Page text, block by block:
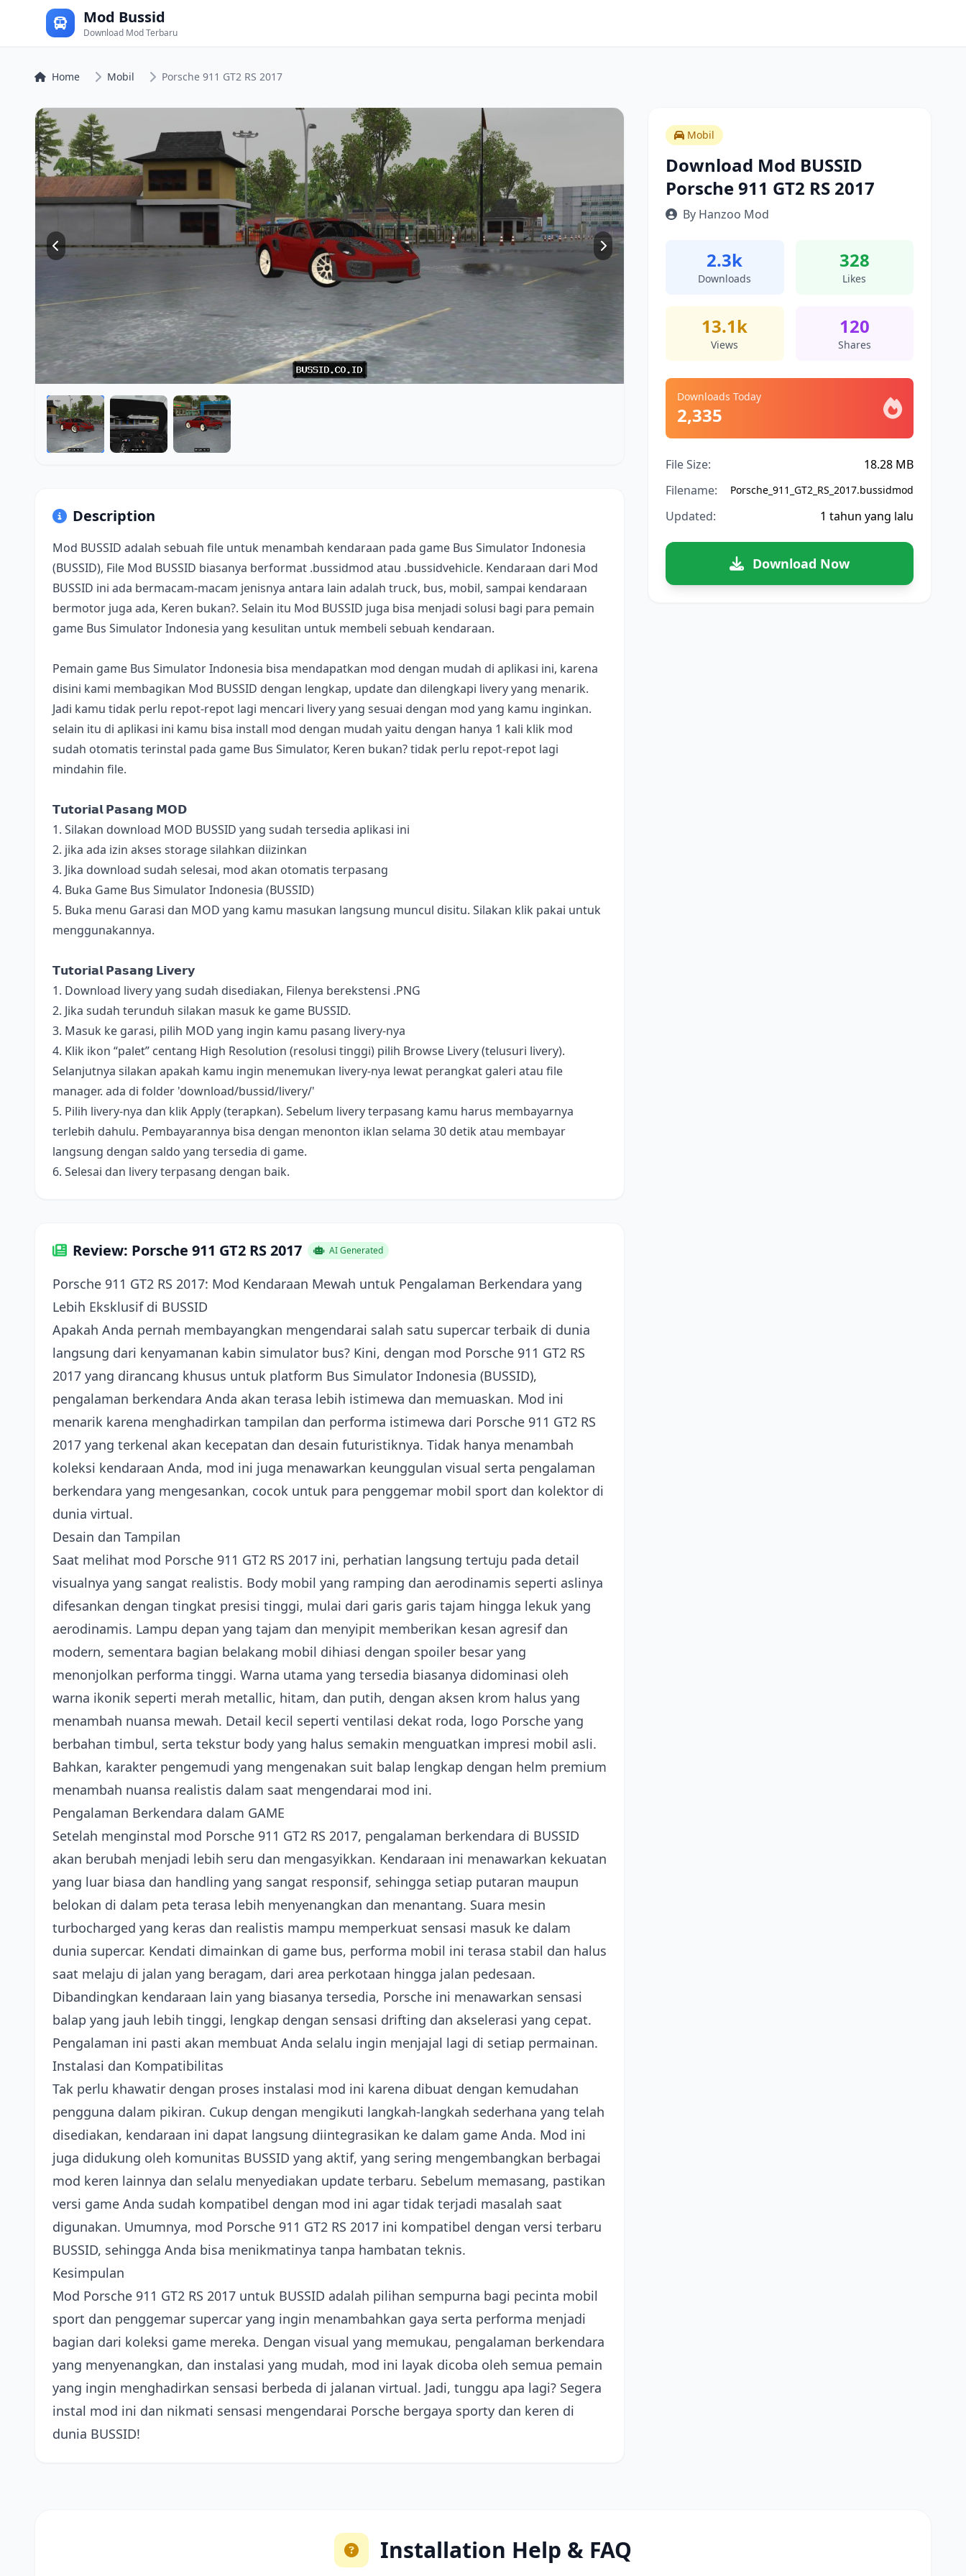
Mod Bussid
Download Mod Terbaru
Home Mobil Porsche 911 GT2 RS 2017
Description
Mod BUSSID adalah sebuah file untuk menambah kendaraan pada game Bus Simulator Indonesia
(BUSSID), File Mod BUSSID biasanya berformat .bussidmod atau .bussidvehicle. Kendaraan dari Mod
BUSSID ini ada bermacam-macam jenisnya antara lain adalah truck, bus, mobil, sampai kendaraan
bermotor juga ada, Keren bukan?. Selain itu Mod BUSSID juga bisa menjadi solusi bagi para pemain
game Bus Simulator Indonesia yang kesulitan untuk membeli sebuah kendaraan.
Pemain game Bus Simulator Indonesia bisa mendapatkan mod dengan mudah di aplikasi ini, karena
disini kami membagikan Mod BUSSID dengan lengkap, update dan dilengkapi livery yang menarik.
Jadi kamu tidak perlu repot-repot lagi mencari livery yang sesuai dengan mod yang kamu inginkan.
selain itu di aplikasi ini kamu bisa install mod dengan mudah yaitu dengan hanya 1 kali klik mod
sudah otomatis terinstal pada game Bus Simulator, Keren bukan? tidak perlu repot-repot lagi
mindahin file.
𝗧𝘂𝘁𝗼𝗿𝗶𝗮𝗹 𝗣𝗮𝘀𝗮𝗻𝗴 𝗠𝗢𝗗
1. Silakan download MOD BUSSID yang sudah tersedia aplikasi ini
2. jika ada izin akses storage silahkan diizinkan
3. Jika download sudah selesai, mod akan otomatis terpasang
4. Buka Game Bus Simulator Indonesia (BUSSID)
5. Buka menu Garasi dan MOD yang kamu masukan langsung muncul disitu. Silakan klik pakai untuk
menggunakannya.
𝗧𝘂𝘁𝗼𝗿𝗶𝗮𝗹 𝗣𝗮𝘀𝗮𝗻𝗴 𝗟𝗶𝘃𝗲𝗿𝘆
1. Download livery yang sudah disediakan, Filenya berekstensi .PNG
2. Jika sudah terunduh silakan masuk ke game BUSSID.
3. Masuk ke garasi, pilih MOD yang ingin kamu pasang livery-nya
4. Klik ikon “palet” centang High Resolution (resolusi tinggi) pilih Browse Livery (telusuri livery).
Selanjutnya silakan apakah kamu ingin menemukan livery-nya lewat perangkat galeri atau file
manager. ada di folder 'download/bussid/livery/'
5. Pilih livery-nya dan klik Apply (terapkan). Sebelum livery terpasang kamu harus membayarnya
terlebih dahulu. Pembayarannya bisa dengan menonton iklan selama 30 detik atau membayar
langsung dengan saldo yang tersedia di game.
6. Selesai dan livery terpasang dengan baik.
Review: Porsche 911 GT2 RS 2017 AI Generated
Porsche 911 GT2 RS 2017: Mod Kendaraan Mewah untuk Pengalaman Berkendara yang
Lebih Eksklusif di BUSSID
Apakah Anda pernah membayangkan mengendarai salah satu supercar terbaik di dunia
langsung dari kenyamanan kabin simulator bus? Kini, dengan mod Porsche 911 GT2 RS
2017 yang dirancang khusus untuk platform Bus Simulator Indonesia (BUSSID),
pengalaman berkendara Anda akan terasa lebih istimewa dan memuaskan. Mod ini
menarik karena menghadirkan tampilan dan performa istimewa dari Porsche 911 GT2 RS
2017 yang terkenal akan kecepatan dan desain futuristiknya. Tidak hanya menambah
koleksi kendaraan Anda, mod ini juga menawarkan keunggulan visual serta pengalaman
berkendara yang mengesankan, cocok untuk para penggemar mobil sport dan kolektor di
dunia virtual.
Desain dan Tampilan
Saat melihat mod Porsche 911 GT2 RS 2017 ini, perhatian langsung tertuju pada detail
visualnya yang sangat realistis. Body mobil yang ramping dan aerodinamis seperti aslinya
difesankan dengan tingkat presisi tinggi, mulai dari garis garis tajam hingga lekuk yang
aerodinamis. Lampu depan yang tajam dan menyipit memberikan kesan agresif dan
modern, sementara bagian belakang mobil dihiasi dengan spoiler besar yang
menonjolkan performa tinggi. Warna utama yang tersedia biasanya didominasi oleh
warna ikonik seperti merah metallic, hitam, dan putih, dengan aksen krom halus yang
menambah nuansa mewah. Detail kecil seperti ventilasi dekat roda, logo Porsche yang
berbahan timbul, serta tekstur body yang halus semakin menguatkan impresi mobil asli.
Bahkan, karakter pengemudi yang mengenakan suit balap lengkap dengan helm premium
menambah nuansa realistis dalam saat mengendarai mod ini.
Pengalaman Berkendara dalam GAME
Setelah menginstal mod Porsche 911 GT2 RS 2017, pengalaman berkendara di BUSSID
akan berubah menjadi lebih seru dan mengasyikkan. Kendaraan ini menawarkan kekuatan
yang luar biasa dan handling yang sangat responsif, sehingga setiap putaran maupun
belokan di dalam peta terasa lebih menyenangkan dan menantang. Suara mesin
turbocharged yang keras dan realistis mampu memperkuat sensasi masuk ke dalam
dunia supercar. Kendati dimainkan di game bus, performa mobil ini terasa stabil dan halus
saat melaju di jalan yang beragam, dari area perkotaan hingga jalan pedesaan.
Dibandingkan kendaraan lain yang biasanya tersedia, Porsche ini menawarkan sensasi
balap yang jauh lebih tinggi, lengkap dengan sensasi drifting dan akselerasi yang cepat.
Pengalaman ini pasti akan membuat Anda selalu ingin menjajal lagi di setiap permainan.
Instalasi dan Kompatibilitas
Tak perlu khawatir dengan proses instalasi mod ini karena dibuat dengan kemudahan
pengguna dalam pikiran. Cukup dengan mengikuti langkah-langkah sederhana yang telah
disediakan, kendaraan ini dapat langsung diintegrasikan ke dalam game Anda. Mod ini
juga didukung oleh komunitas BUSSID yang aktif, yang sering mengembangkan berbagai
mod keren lainnya dan selalu menyediakan update terbaru. Sebelum memasang, pastikan
versi game Anda sudah kompatibel dengan mod ini agar tidak terjadi masalah saat
digunakan. Umumnya, mod Porsche 911 GT2 RS 2017 ini kompatibel dengan versi terbaru
BUSSID, sehingga Anda bisa menikmatinya tanpa hambatan teknis.
Kesimpulan
Mod Porsche 911 GT2 RS 2017 untuk BUSSID adalah pilihan sempurna bagi pecinta mobil
sport dan penggemar supercar yang ingin menambahkan gaya serta performa menjadi
bagian dari koleksi game mereka. Dengan visual yang memukau, pengalaman berkendara
yang menyenangkan, dan instalasi yang mudah, mod ini layak dicoba oleh semua pemain
yang ingin menghadirkan sensasi berbeda di jalanan virtual. Jadi, tunggu apa lagi? Segera
instal mod ini dan nikmati sensasi mengendarai Porsche bergaya sporty dan keren di
dunia BUSSID!
Mobil
Download Mod BUSSID
Porsche 911 GT2 RS 2017
By Hanzoo Mod
2.3k
Downloads
328
Likes
13.1k
Views
120
Shares
Downloads Today
2,335
File Size:
18.28 MB
Filename:
Porsche_911_GT2_RS_2017.bussidmod
Updated: 1 tahun yang lalu
Download Now
Installation Help & FAQ